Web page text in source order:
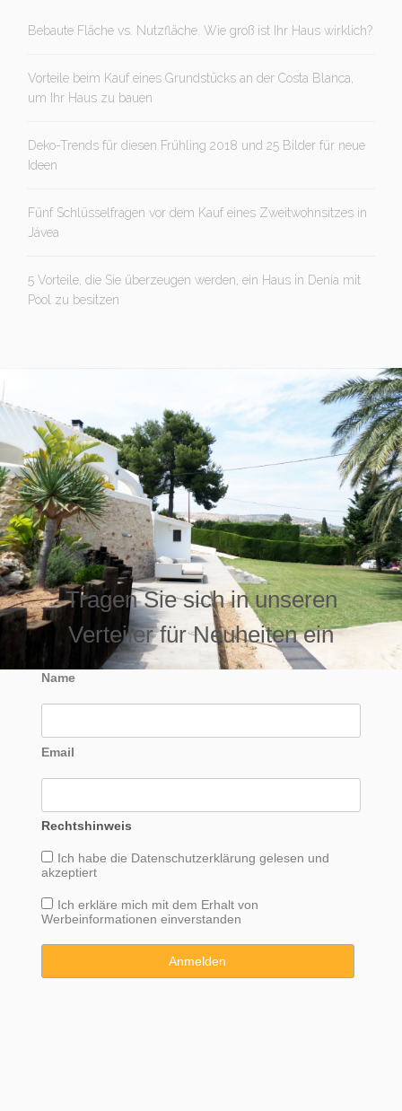
Bebaute Fläche vs. Nutzfläche. Wie groß ist Ihr Haus wirklich?
Vorteile beim Kauf eines Grundstücks an der Costa Blanca,
um Ihr Haus zu bauen
Deko-Trends für diesen Frühling 2018 und 25 Bilder für neue
Ideen
Fünf Schlüsselfragen vor dem Kauf eines Zweitwohnsitzes in
Jávea
5 Vorteile, die Sie überzeugen werden, ein Haus in Denia mit
Pool zu besitzen
Tragen Sie sich in unseren
Verteiler für Neuheiten ein
Name
Email
Rechtshinweis
Ich habe die Datenschutzerklärung gelesen und
akzeptiert
Ich erkläre mich mit dem Erhalt von
Werbeinformationen einverstanden